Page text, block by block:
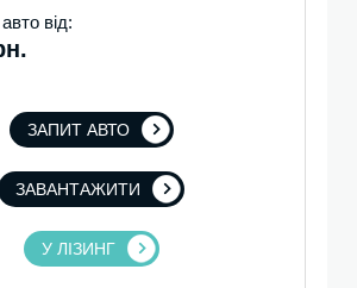
від:
ЗАПИТ АВТО
ЗАВАНТАЖИТИ
У ЛІЗИНГ